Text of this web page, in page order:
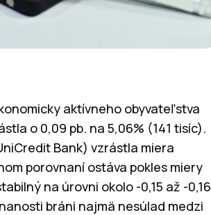
aktívneho obyvateľstva
o 0,09 pb. na 5,06% (141 tisíc).
Bank) vzrástla miera
porovnaní ostáva pokles miery
na úrovni okolo -0,15 až -0,16
bráni najmä nesúlad medzi